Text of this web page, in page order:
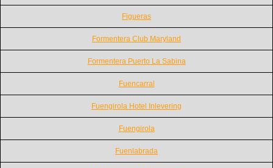
Figueras
Formentera Club Maryland
Formentera Puerto La Sabina
Fuencarral
Fuengirola Hotel Inlevering
Fuengirola
Fuenlabrada